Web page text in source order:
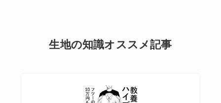
生地の知識オススメ記事